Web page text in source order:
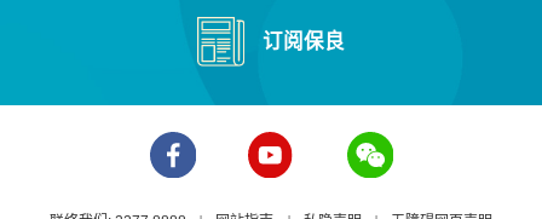
订阅保良